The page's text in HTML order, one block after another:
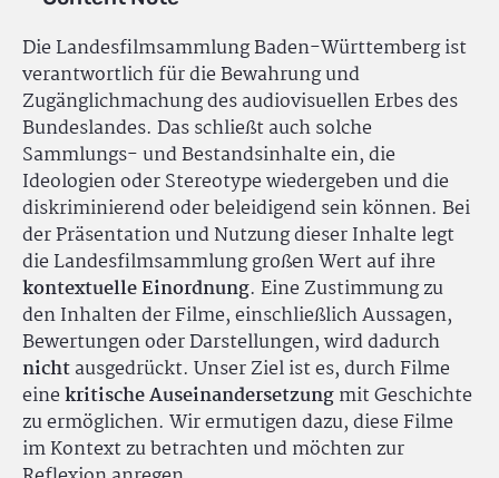
Die Landesfilmsammlung Baden-Württemberg ist
verantwortlich für die Bewahrung und
Zugänglichmachung des audiovisuellen Erbes des
Bundeslandes. Das schließt auch solche
Sammlungs- und Bestandsinhalte ein, die
Ideologien oder Stereotype wiedergeben und die
diskriminierend oder beleidigend sein können. Bei
der Präsentation und Nutzung dieser Inhalte legt
die Landesfilmsammlung großen Wert auf ihre
kontextuelle Einordnung. Eine Zustimmung zu
den Inhalten der Filme, einschließlich Aussagen,
Bewertungen oder Darstellungen, wird dadurch
nichtausgedrückt. Unser Ziel ist es, durch Filme
einekritische Auseinandersetzungmit Geschichte
zu ermöglichen. Wir ermutigen dazu, diese Filme
im Kontext zu betrachten und möchten zur